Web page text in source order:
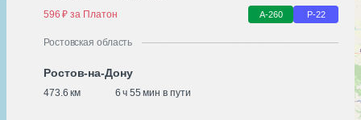
596 ₽ за Платон
А-260 Р-22
Ростовская область
Ростов-на-Дону
473.6 км 6 ч 55 мин в пути